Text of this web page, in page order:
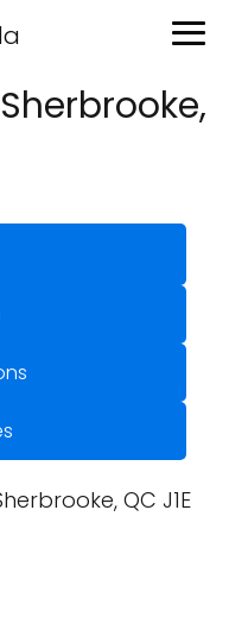
QC J1E